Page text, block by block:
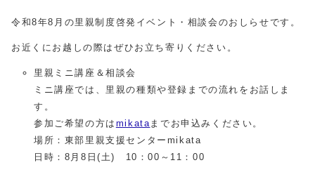
令和8年8月の里親制度啓発イベント・相談会のおしらせです。
お近くにお越しの際はぜひお立ち寄りください。
里親ミニ講座＆相談会
ミニ講座では、里親の種類や登録までの流れをお話しま
す。
参加ご希望の方は mikata までお申込みください。
場所：東部里親支援センターmikata
日時：8月8日(土) 10：00～11：00